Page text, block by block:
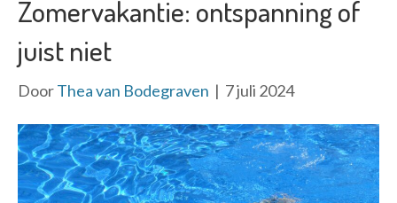
Zomervakantie: ontspanning of
juist niet
DoorThea van Bodegraven | 7 juli 2024